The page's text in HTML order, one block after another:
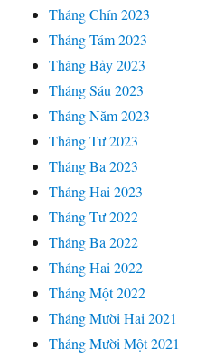
Tháng Chín 2023
Tháng Tám 2023
Tháng Bảy 2023
Tháng Sáu 2023
Tháng Năm 2023
Tháng Tư 2023
Tháng Ba 2023
Tháng Hai 2023
Tháng Tư 2022
Tháng Ba 2022
Tháng Hai 2022
Tháng Một 2022
Tháng Mười Hai 2021
Tháng Mười Một 2021